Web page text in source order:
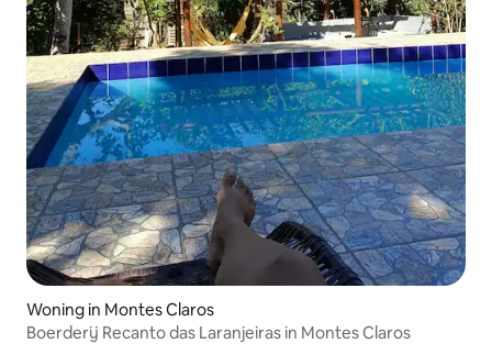
Woning in Montes Claros
Boerderij Recanto das Laranjeiras in Montes Claros